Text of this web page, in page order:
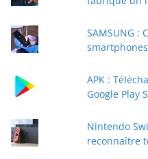
SAMSUNG :
APK :
Google Play
Nintendo
reconnaître